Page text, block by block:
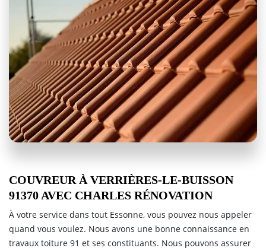
COUVREUR À VERRIÈRES-LE-BUISSON
91370 AVEC CHARLES RÉNOVATION
À votre service dans tout Essonne, vous pouvez nous appeler
quand vous voulez. Nous avons une bonne connaissance en
travaux toiture 91 et ses constituants. Nous pouvons assurer